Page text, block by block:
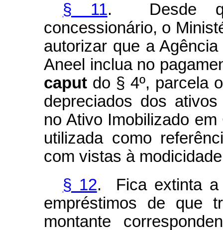
§ 11. Desde
concessionário, o
autorizar que a
Aneel inclua no
caput do § 4º, parcela
depreciados dos
no Ativo Imobilizado
utilizada como
com vistas à
§ 12. Fica extinta a
empréstimos de que
montante